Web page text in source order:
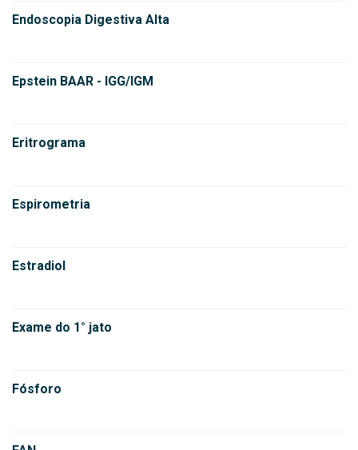
Endoscopia Digestiva Alta
Epstein BAAR - IGG/IGM
Eritrograma
Espirometria
Estradiol
Exame do 1° jato
Fósforo